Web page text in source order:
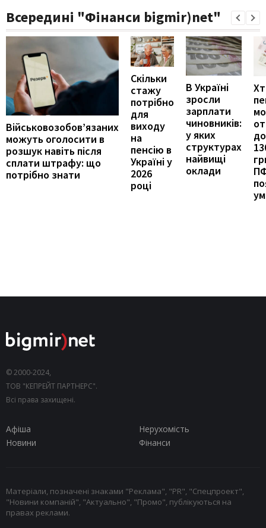
Всередині "Фінанси bigmir)net"
Військовозобов’язаних
можуть оголосити в
розшук навіть після
сплати штрафу: що
потрібно знати
Скільки
стажу
потрібно
для
виходу
на
пенсію в
Україні у
2026
році
В Україні
зросли
зарплати
чиновників:
у яких
структурах
найвищі
оклади
© 2000-2024,
ТОВ "КЕПРЕЙТ ПАРТНЕРС".
Всі права захищені.
Афіша
Нерухомість
Новини
Фінанси
Матеріали, позначені знаками "Реклама", "PR", "Спецпроект",
"Новини компаній", "Актуально", "Промо", публікуються на
правах реклами.